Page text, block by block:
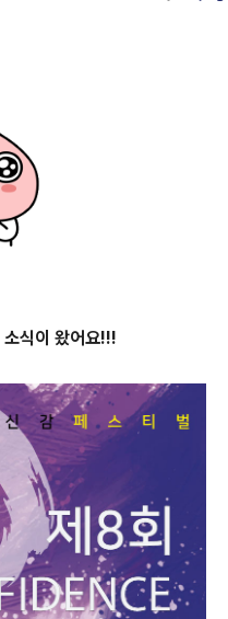
소식이 왔어요!!!